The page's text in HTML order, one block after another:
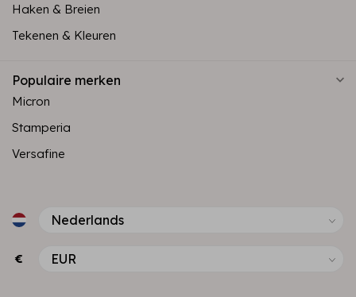
Haken & Breien
Tekenen & Kleuren
Populaire merken
Micron
Stamperia
Versafine
€